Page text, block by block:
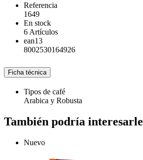
Referencia
1649
En stock
6 Artículos
ean13
8002530164926
Ficha técnica
Tipos de café
Arabica y Robusta
También podría interesarle
Nuevo